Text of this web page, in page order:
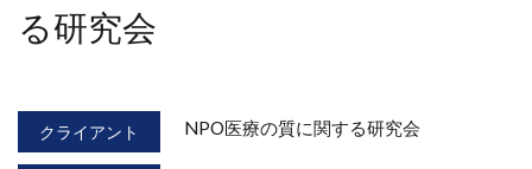
る研究会
クライアント NPO医療の質に関する研究会